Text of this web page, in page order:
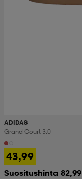
ADIDAS
Grand Court 3.0
43,99
Suositushinta 82,99